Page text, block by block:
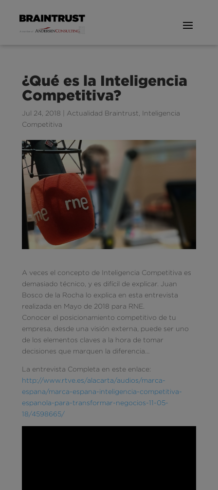
¿Qué es la Inteligencia
Competitiva?
Jul 24, 2018 Actualidad Braintrust Inteligencia
Competitiva
A veces el concepto de Inteligencia Competitiva es
demasiado técnico, y es difícil de explicar. Juan
Bosco de la Rocha lo explica en esta entrevista
realizada en Mayo de 2018 para RNE.
Conocer el posicionamiento competitivo de tu
empresa, desde una visión externa, puede ser uno
de los elementos claves a la hora de tomar
decisiones que marquen la diferencia…
La entrevista Completa en este enlace:
http://www.rtve.es/alacarta/audios/marca-
espana/marca-espana-inteligencia-competitiva-
espanola-para-transformar-negocios-11-05-
18/4598665/